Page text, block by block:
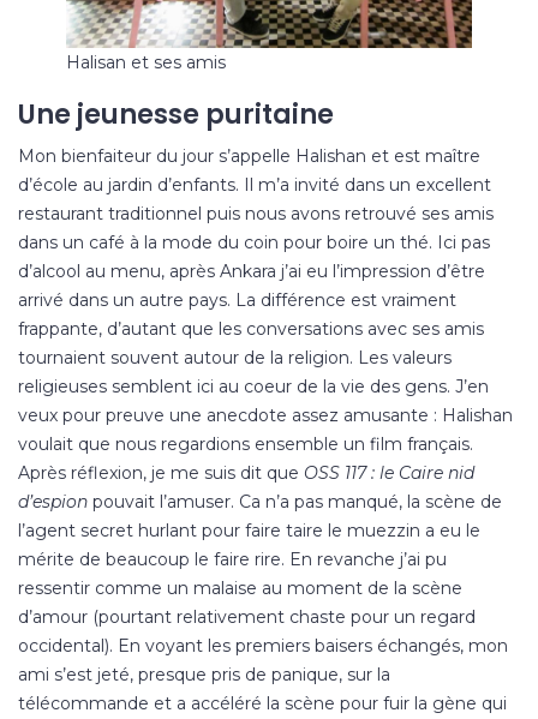
Halisan et ses amis
Une jeunesse puritaine
Mon bienfaiteur du jour s’appelle Halishan et est maître
d’école au jardin d’enfants. Il m’a invité dans un excellent
restaurant traditionnel puis nous avons retrouvé ses amis
dans un café à la mode du coin pour boire un thé. Ici pas
d’alcool au menu, après Ankara j’ai eu l’impression d’être
arrivé dans un autre pays. La différence est vraiment
frappante, d’autant que les conversations avec ses amis
tournaient souvent autour de la religion. Les valeurs
religieuses semblent ici au coeur de la vie des gens. J’en
veux pour preuve une anecdote assez amusante : Halishan
voulait que nous regardions ensemble un film français.
Après réflexion, je me suis dit que OSS 117 : le Caire nid
d’espion pouvait l’amuser. Ca n’a pas manqué, la scène de
l’agent secret hurlant pour faire taire le muezzin a eu le
mérite de beaucoup le faire rire. En revanche j’ai pu
ressentir comme un malaise au moment de la scène
d’amour (pourtant relativement chaste pour un regard
occidental). En voyant les premiers baisers échangés, mon
ami s’est jeté, presque pris de panique, sur la
télécommande et a accéléré la scène pour fuir la gène qui